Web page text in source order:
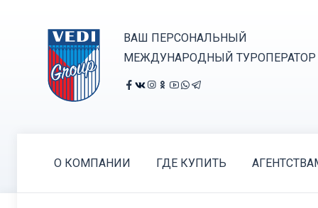
ВАШ ПЕРСОНАЛЬНЫЙ
МЕЖДУНАРОДНЫЙ ТУРОПЕРАТОР
О КОМПАНИИ ГДЕ КУПИТЬ